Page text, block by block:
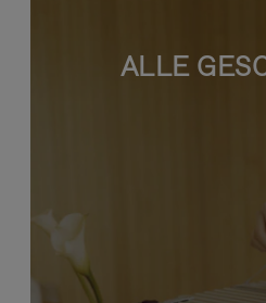
ALLE